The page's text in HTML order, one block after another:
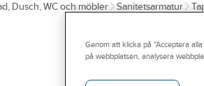
Dusch, WC och möbler Sanitetsarmatur
Genom att klicka på "Acceptera
på webbplatsen, analysera